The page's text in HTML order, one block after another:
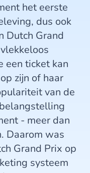
het eerste
dus ook
Dutch Grand
een ticket kan
zijn of haar
van de
- meer dan
Daarom was
Grand Prix op
systeem